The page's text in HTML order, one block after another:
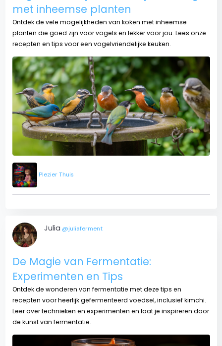
met inheemse planten
Ontdek de vele mogelijkheden van koken met inheemse
planten die goed zijn voor vogels en lekker voor jou. Lees onze
recepten en tips voor een vogelvriendelijke keuken.
Plezier Thuis
Julia @juliaferment
De Magie van Fermentatie:
Experimenten en Tips
Ontdek de wonderen van fermentatie met deze tips en
recepten voor heerlijk gefermenteerd voedsel, inclusief kimchi.
Leer over technieken en experimenten en laat je inspireren door
de kunst van fermentatie.